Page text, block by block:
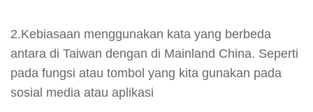
2.Kebiasaan menggunakan kata yang berbeda
antara di Taiwan dengan di Mainland China. Seperti
pada fungsi atau tombol yang kita gunakan pada
sosial media atau aplikasi